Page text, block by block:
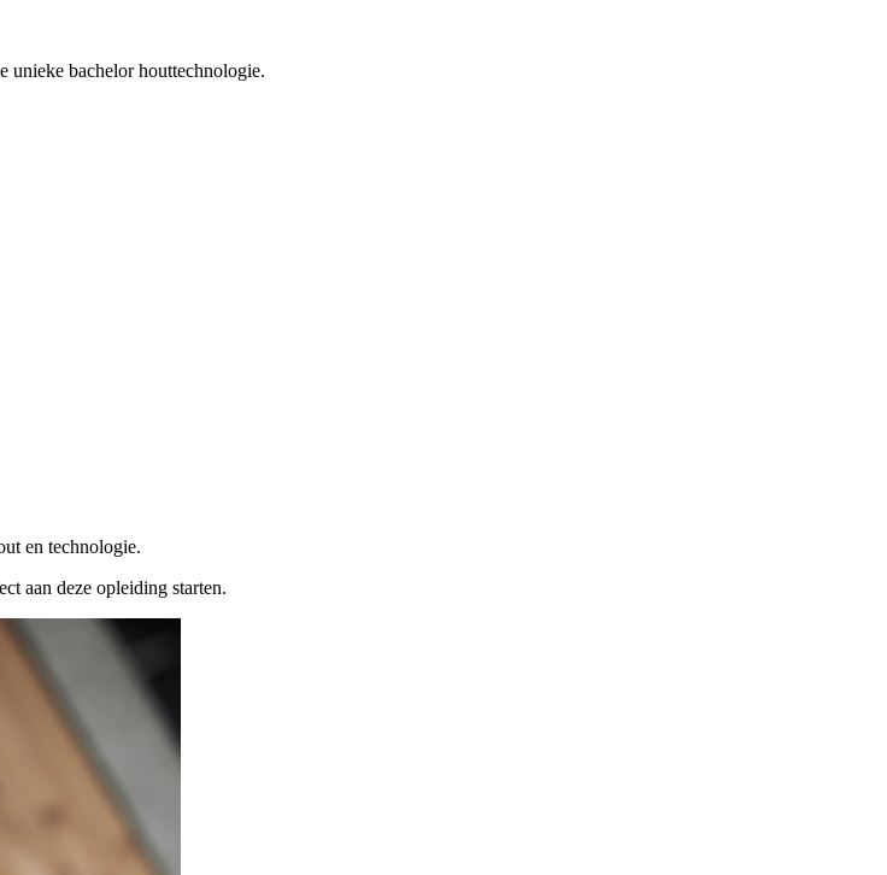
unieke bachelor houttechnologie.
en technologie.
aan deze opleiding starten.